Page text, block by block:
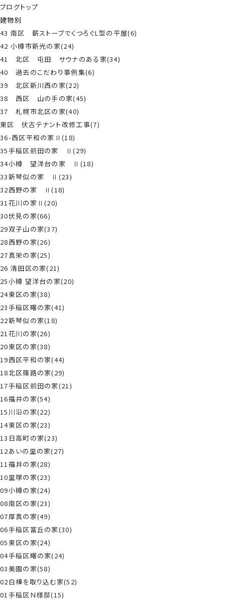
ブログトップ
建物別
43 南区 薪ストーブでくつろぐL型の平屋(6)
42 小樽市新光の家(24)
41 北区 屯田 サウナのある家(34)
40 過去のこだわり事例集(6)
39 北区新川西の家(22)
38 西区 山の手の家(45)
37 札幌市北区の家(40)
東区 伏古テナント改修工事(7)
36-西区平和の家Ⅱ(18)
35手稲区前田の家 Ⅱ(29)
34小樽 望洋台の家 Ⅱ(18)
33新琴似の家 Ⅱ(23)
32西野の家 Ⅱ(18)
31花川の家Ⅱ(20)
30伏見の家(66)
29双子山の家(37)
28西野の家(26)
27真栄の家(25)
26 清田区の家(21)
25小樽 望洋台の家(20)
24東区の家(38)
23手稲区曙の家(41)
22新琴似の家(18)
21花川の家(26)
20東区の家(38)
19西区平和の家(44)
18北区篠路の家(29)
17手稲区前田の家(21)
16福井の家(54)
15川沿の家(22)
14東区の家(23)
13日高町の家(23)
12あいの里の家(27)
11福井の家(28)
10里塚の家(23)
09小樽の家(24)
08南区の家(23)
07厚真の家(49)
06手稲区富丘の家(30)
05東区の家(24)
04手稲区曙の家(24)
03美園の家(58)
02白樺を取り込む家(52)
01手稲区Ｎ様邸(15)